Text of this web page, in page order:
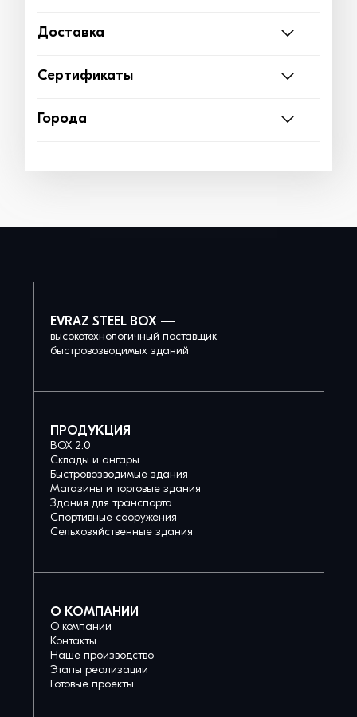
Доставка
Сертификаты
Города
EVRAZ STEEL BOX —
высокотехнологичный поставщик
быстровозводимых зданий
ПРОДУКЦИЯ
BOX 2.0
Склады и ангары
Быстровозводимые здания
Магазины и торговые здания
Здания для транспорта
Спортивные сооружения
Сельхозяйственные здания
О КОМПАНИИ
О компании
Контакты
Наше производство
Этапы реализации
Готовые проекты